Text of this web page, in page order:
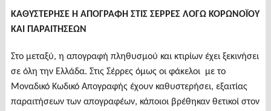
ΚΑΘΥΣΤΕΡΗΣΕ Η ΑΠΟΓΡΑΦΗ ΣΤΙΣ ΣΕΡΡΕΣ ΛΟΓΩ ΚΟΡΩΝΟΪΟΥ
ΚΑΙ ΠΑΡΑΙΤΗΣΕΩΝ
Στο μεταξύ, η απογραφή πληθυσμού και κτιρίων έχει ξεκινήσει
σε όλη την Ελλάδα. Στις Σέρρες όμως οι φάκελοι με το
Μοναδικό Κωδικό Απογραφής έχουν καθυστερήσει, εξαιτίας
παραιτήσεων των απογραφέων, κάποιοι βρέθηκαν θετικοί στον